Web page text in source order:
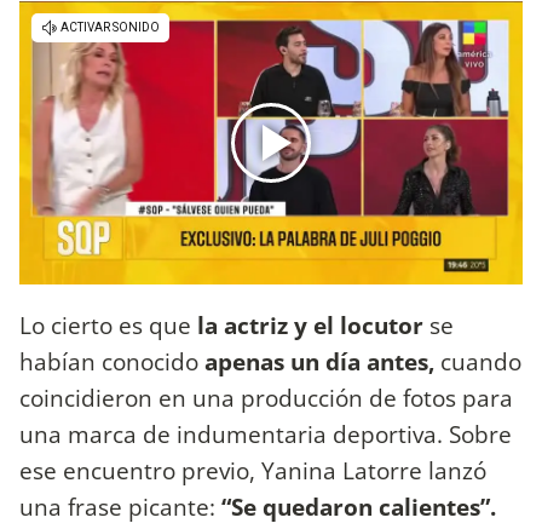
Lo cierto es que la actriz y el locutor se
habían conocidoapenas un día antes, cuando
coincidieron en una producción de fotos para
una marca de indumentaria deportiva. Sobre
ese encuentro previo, Yanina Latorre lanzó
una frase picante: “Se quedaron calientes”.